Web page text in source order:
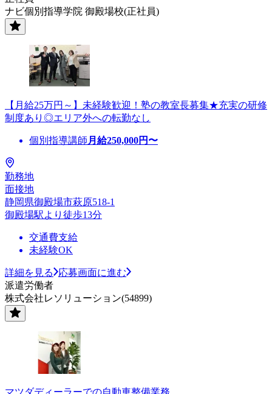
ナビ個別指導学院 御殿場校(正社員)
【月給25万円～】未経験歓迎！塾の教室長募集★充実の研修
制度あり◎エリア外への転勤なし
個別指導講師 月給250,000円〜
勤務地
面接地
静岡県御殿場市萩原518-1
御殿場駅より徒歩13分
交通費支給
未経験OK
詳細を見る
応募画面に進む
派遣労働者
株式会社レソリューション(54899)
マツダディーラーでの自動車整備業務